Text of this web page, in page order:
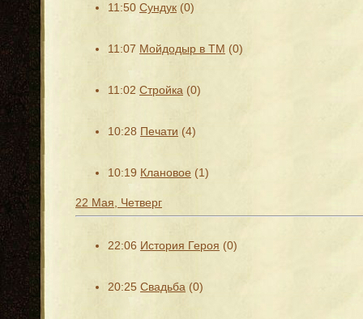
11:50 Сундук (0)
11:07 Мойдодыр в ТМ (0)
11:02 Стройка (0)
10:28 Печати (4)
10:19 Клановое (1)
22 Мая, Четверг
22:06 История Героя (0)
20:25 Свадьба (0)